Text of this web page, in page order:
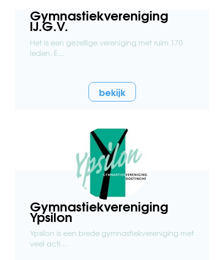
Gymnastiekvereniging
IJ.G.V.
Het is een gezellige vereniging met ruim 170
leden. E...
bekijk
Gymnastiekvereniging
Ypsilon
Ypsilon is een brede gymnastiekvereniging met
veel acti...